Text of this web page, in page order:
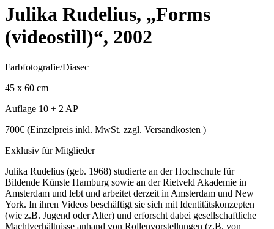
Julika Rudelius, „Forms
(videostill)“, 2002
Farbfotografie/Diasec
45 x 60 cm
Auflage 10 + 2 AP
700€ (Einzelpreis inkl. MwSt. zzgl. Versandkosten )
Exklusiv für Mitglieder
Julika Rudelius (geb. 1968) studierte an der Hochschule für
Bildende Künste Hamburg sowie an der Rietveld Akademie in
Amsterdam und lebt und arbeitet derzeit in Amsterdam und New
York. In ihren Videos beschäftigt sie sich mit Identitätskonzepten
(wie z.B. Jugend oder Alter) und erforscht dabei gesellschaftliche
Machtverhältnisse anhand von Rollenvorstellungen (z.B. von